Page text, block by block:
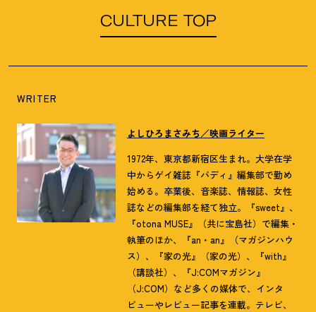
CULTURE TOP
WRITER
よしひろまさみち／映画ライター
1972年、東京都新宿区生まれ。大学在学
中からゲイ雑誌『バディ』編集部で勤め
始める。卒業後、音楽誌、情報誌、女性
誌などの編集部を経て独立。『sweet』、
『otona MUSE』（共に宝島社）で編集・
執筆のほか、『an・an』（マガジンハウ
ス）、『家の光』（家の光）、『with』
（講談社）、『J:COMマガジン』
（J:COM）など多くの媒体で、インタ
ビューやレビュー記事を連載。テレビ、